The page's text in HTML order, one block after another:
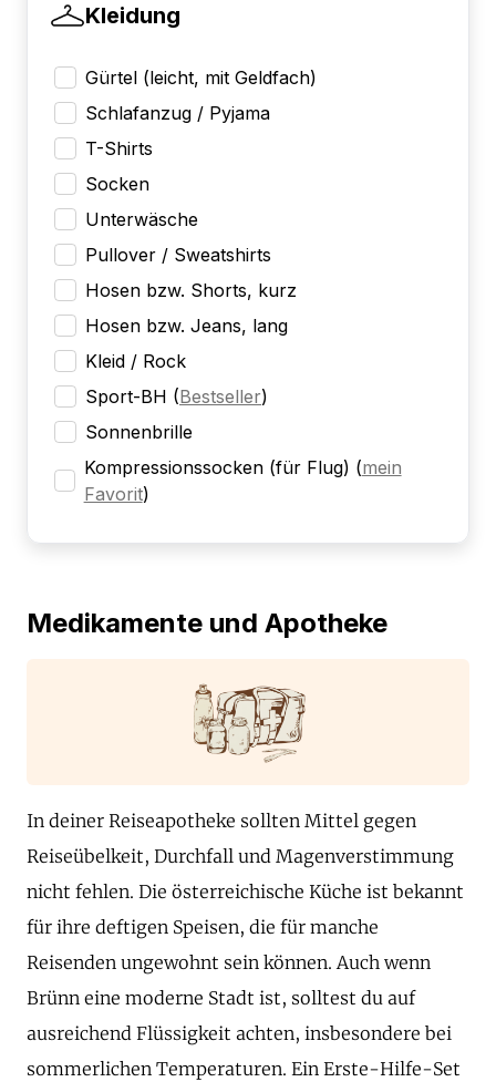
Kleidung
Gürtel (leicht, mit Geldfach)
Schlafanzug / Pyjama
T-Shirts
Socken
Unterwäsche
Pullover / Sweatshirts
Hosen bzw. Shorts, kurz
Hosen bzw. Jeans, lang
Kleid / Rock
Sport-BH (Bestseller)
Sonnenbrille
Kompressionssocken (für Flug) (mein
Favorit)
Medikamente und Apotheke
In deiner Reiseapotheke sollten Mittel gegen
Reiseübelkeit, Durchfall und Magenverstimmung
nicht fehlen. Die österreichische Küche ist bekannt
für ihre deftigen Speisen, die für manche
Reisenden ungewohnt sein können. Auch wenn
Brünn eine moderne Stadt ist, solltest du auf
ausreichend Flüssigkeit achten, insbesondere bei
sommerlichen Temperaturen. Ein Erste-Hilfe-Set